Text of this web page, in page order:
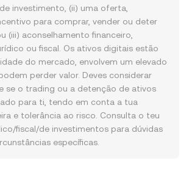
investimento, (ii) uma oferta,
para comprar, vender ou deter
(iii) aconselhamento financeiro,
ou fiscal. Os ativos digitais estão
do mercado, envolvem um elevado
perder valor. Deves considerar
se o trading ou a detenção de ativos
para ti, tendo em conta a tua
e tolerância ao risco. Consulta o teu
fiscal/de investimentos para dúvidas
específicas.